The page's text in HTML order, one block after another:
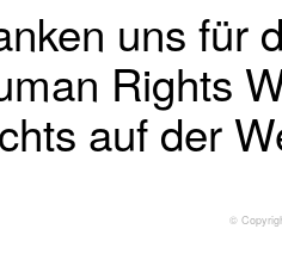
uns für
Rights
auf der
©